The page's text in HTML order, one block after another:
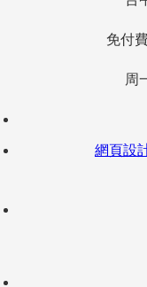
免付
周
網頁設